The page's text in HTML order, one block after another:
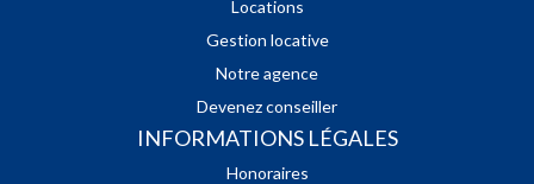
Locations
Gestion locative
Notre agence
Devenez conseiller
INFORMATIONS LÉGALES
Honoraires